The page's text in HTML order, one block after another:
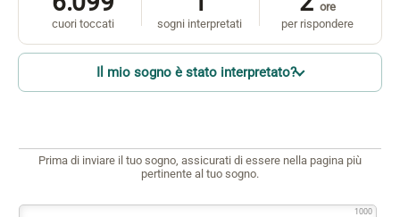
cuori toccati sogni interpretati
ore
per rispondere
Il mio sogno è stato interpretato?
Prima di inviare il tuo sogno, assicurati di essere nella pagina più
pertinente al tuo sogno.
1000